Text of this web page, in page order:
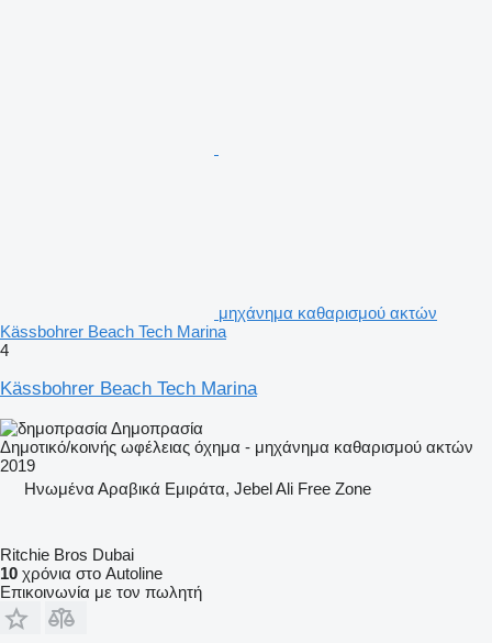
μηχάνημα καθαρισμού ακτών
Kässbohrer Beach Tech Marina
4
Kässbohrer Beach Tech Marina
Δημοπρασία
Δημοτικό/κοινής ωφέλειας όχημα - μηχάνημα καθαρισμού ακτών
2019
Hνωμένα Αραβικά Εμιράτα, Jebel Ali Free Zone
Ritchie Bros Dubai
10 χρόνια στο Autoline
Επικοινωνία με τον πωλητή